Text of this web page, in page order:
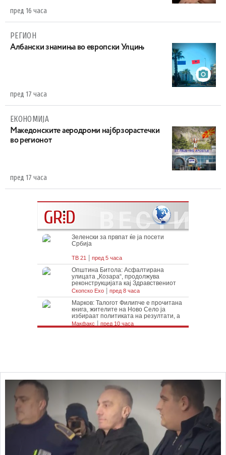
пред 16 часа
РЕГИОН
Aлбански знамиња во европски Улцињ
пред 17 часа
ЕКОНОМИЈА
Maкедонските аеродроми најбрзорастечки
во регионот
пред 17 часа